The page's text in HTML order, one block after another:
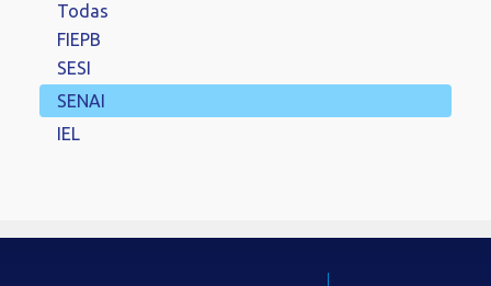
Todas
FIEPB
SESI
SENAI
IEL